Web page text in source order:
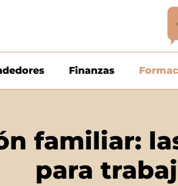
Finanzas
familiar:
para